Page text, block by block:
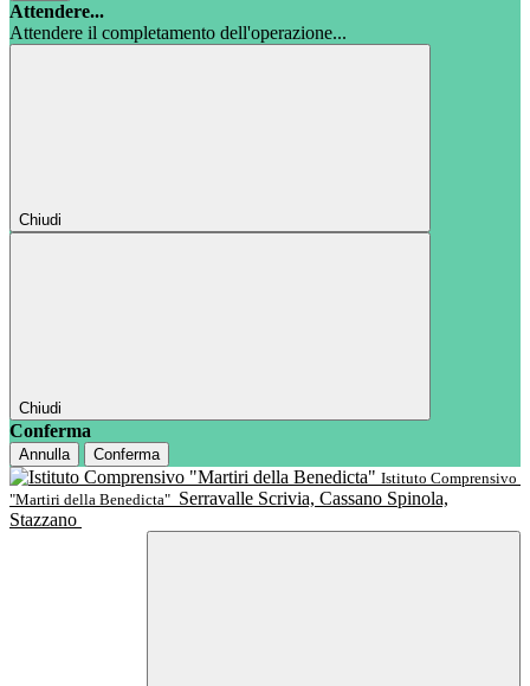
Attendere...
Attendere il completamento dell'operazione...
Chiudi
Chiudi
Conferma
Annulla
Conferma
Istituto Comprensivo
"Martiri della Benedicta" Serravalle Scrivia, Cassano Spinola,
Stazzano